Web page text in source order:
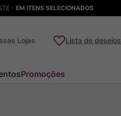
- EM ITENS SELECIONADOS
Lojas Lista de desejos
Promoções